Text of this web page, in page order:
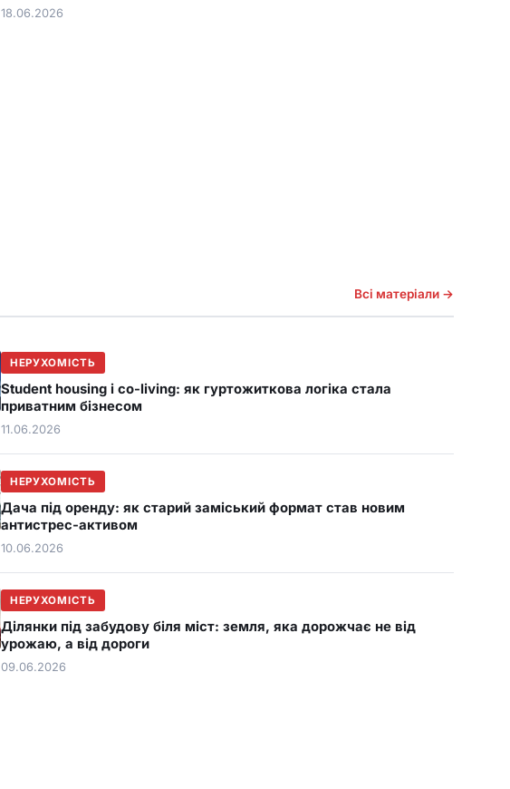
18.06.2026
Всі матеріали →
НЕРУХОМІСТЬ
Student housing і co-living: як гуртожиткова логіка стала
приватним бізнесом
11.06.2026
НЕРУХОМІСТЬ
Дача під оренду: як старий заміський формат став новим
антистрес-активом
10.06.2026
НЕРУХОМІСТЬ
Ділянки під забудову біля міст: земля, яка дорожчає не від
урожаю, а від дороги
09.06.2026